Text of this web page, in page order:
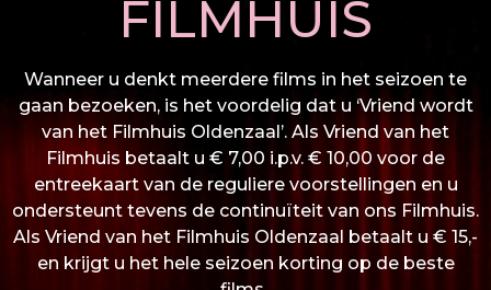
FILMHUIS
Wanneer u denkt meerdere films in het seizoen te
gaan bezoeken, is het voordelig dat u ‘Vriend wordt
van het Filmhuis Oldenzaal’. Als Vriend van het
Filmhuis betaalt u € 7,00 i.p.v. € 10,00 voor de
entreekaart van de reguliere voorstellingen en u
ondersteunt tevens de continuïteit van ons Filmhuis.
Als Vriend van het Filmhuis Oldenzaal betaalt u € 15,-
en krijgt u het hele seizoen korting op de beste